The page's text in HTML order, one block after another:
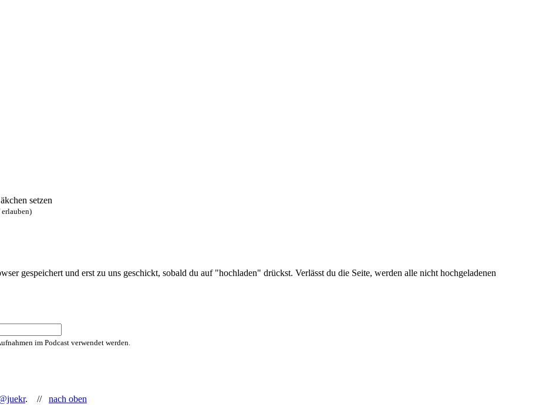
setzen
gespeichert und erst zu uns geschickt, sobald du auf "hochladen" drückst. Verlässt du die Seite, werden alle nicht hochgeladenen
im Podcast verwendet werden.
. // nach oben